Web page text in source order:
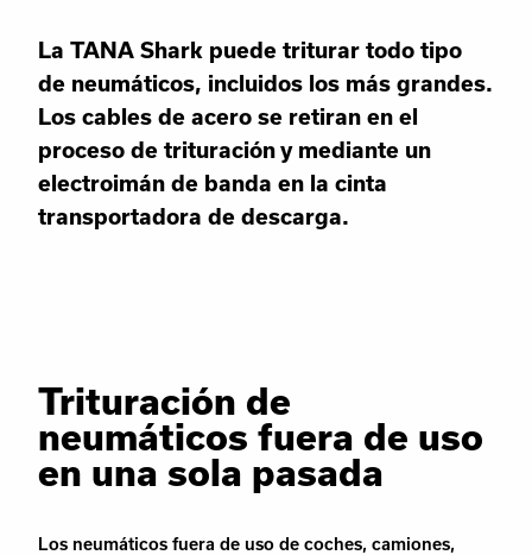
La TANA Shark puede triturar todo tipo
de neumáticos, incluidos los más grandes.
Los cables de acero se retiran en el
proceso de trituración y mediante un
electroimán de banda en la cinta
transportadora de descarga.
Trituración de
neumáticos fuera de uso
en una sola pasada
Los neumáticos fuera de uso de coches, camiones,